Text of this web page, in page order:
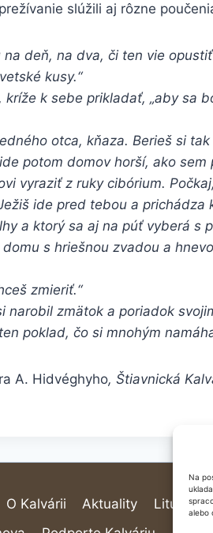
Na
alebo
slúžili aj rôzne
deň, na dva, či ten vie
kusy.“
k sebe prikladať, „aby sa
otca, kňaza. Berieš si
potom domov horší, ako sem
vyraziť z ruky cibórium.
ide pred tebou a prichádza
a ktorý sa aj na púť vyberá s
s hriešnou zvadou a
zmieriť.“
narobil zmätok a poriadok
poklad, čo si mnohým
A. Hidvéghyho, Štiavnická
O Kalvárii Aktuality
Liturgia